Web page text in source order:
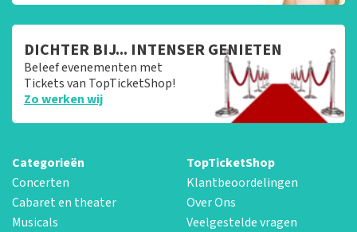
DICHTER BIJ... INTENSER GENIETEN
Beleef evenementen met
Tickets van TopTicketShop!
Zo werken wij
Categorieën
Concerten
Cabaret en theater
Musicals
TopTicketShop
Klantbeoordelingen
Over Ons
Veelgestelde vragen